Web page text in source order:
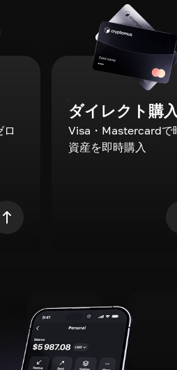
ダイレクト購
Visa・Mastercardで
資産を即時購入